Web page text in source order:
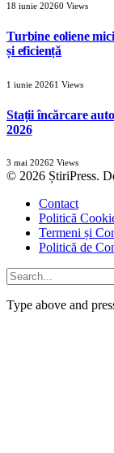
18 iunie 20260 Views
Turbine eoliene
și eficiență
1 iunie 20261 Views
Stații încărcare
2026
3 mai 20262 Views
© 2026 ȘtiriPress.
Contact
Politică
Termeni și
Politică de
Type above and